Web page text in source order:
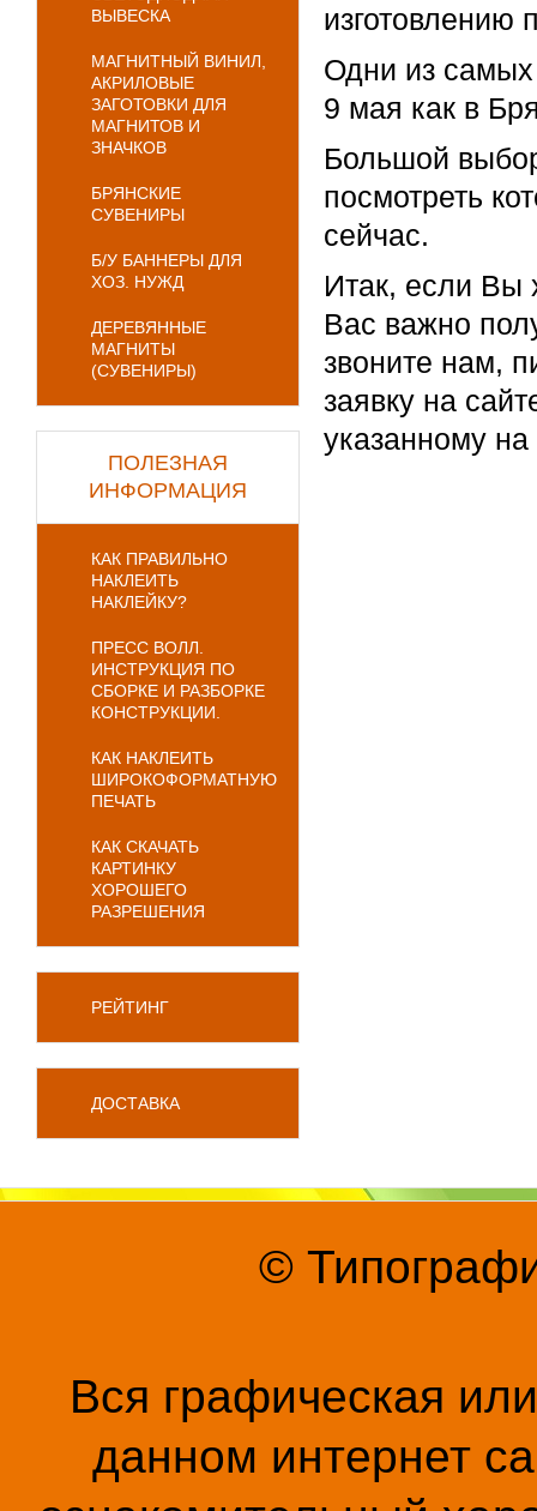
ВЫВЕСКА
МАГНИТНЫЙ ВИНИЛ,
АКРИЛОВЫЕ
ЗАГОТОВКИ ДЛЯ
МАГНИТОВ И
ЗНАЧКОВ
БРЯНСКИЕ
СУВЕНИРЫ
Б/У БАННЕРЫ ДЛЯ
ХОЗ. НУЖД
ДЕРЕВЯННЫЕ
МАГНИТЫ
(СУВЕНИРЫ)
ПОЛЕЗНАЯ
ИНФОРМАЦИЯ
КАК ПРАВИЛЬНО
НАКЛЕИТЬ
НАКЛЕЙКУ?
ПРЕСС ВОЛЛ.
ИНСТРУКЦИЯ ПО
СБОРКЕ И РАЗБОРКЕ
КОНСТРУКЦИИ.
КАК НАКЛЕИТЬ
ШИРОКОФОРМАТНУЮ
ПЕЧАТЬ
КАК СКАЧАТЬ
КАРТИНКУ
ХОРОШЕГО
РАЗРЕШЕНИЯ
РЕЙТИНГ
ДОСТАВКА
изготовлению
Одни из самых
9 мая как в
Большой
посмотреть
сейчас.
Итак, если Вы
Вас важно
звоните нам,
заявку на
указанному на
©
Вся графическая
данном интернет